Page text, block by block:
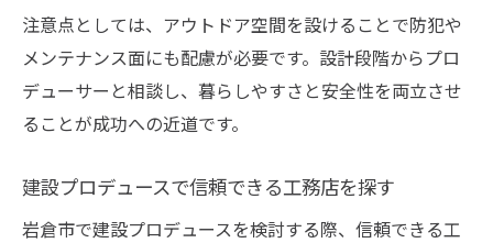
注意点としては、アウトドア空間を設けることで防犯や
メンテナンス面にも配慮が必要です。設計段階からプロ
デューサーと相談し、暮らしやすさと安全性を両立させ
ることが成功への近道です。
建設プロデュースで信頼できる工務店を探す
岩倉市で建設プロデュースを検討する際、信頼できる工